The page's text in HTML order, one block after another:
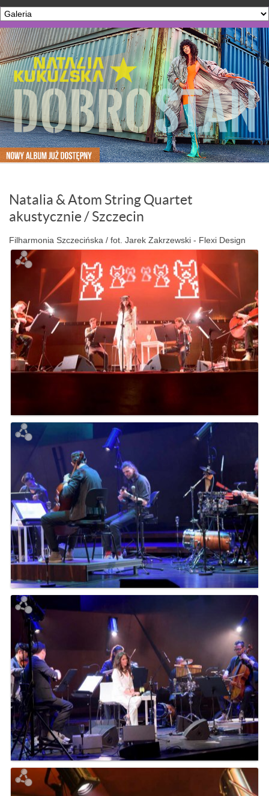
Natalia & Atom String Quartet
akustycznie / Szczecin
Filharmonia Szczecińska / fot. Jarek Zakrzewski - Flexi Design